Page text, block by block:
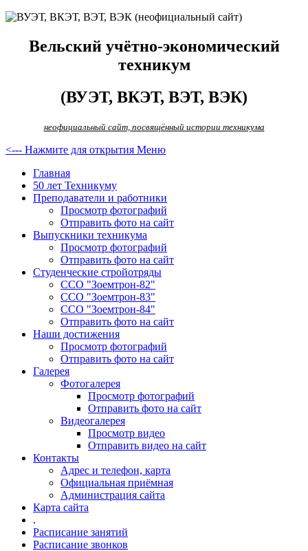
Вельский учётно-экономический
техникум
(ВУЭТ, ВКЭТ, ВЭТ, ВЭК)
неофициальный сайт, посвящённый истории техникума
<--- Нажмите для открытия Меню
Главная
50 лет Техникуму
Преподаватели и работники
Просмотр фотографий
Отправить фото на сайт
Выпускники техникума
Просмотр фотографий
Отправить фото на сайт
Студенческие стройотряды
ССО "Зоемтрон-82"
ССО "Зоемтрон-83"
ССО "Зоемтрон-84"
Отправить фото на сайт
Наши достижения
Просмотр фотографий
Отправить фото на сайт
Галерея
Фотогалерея
Просмотр фотографий
Отправить фото на сайт
Видеогалерея
Просмотр видео
Отправить видео на сайт
Контакты
Адрес и телефон, карта
Официальная приёмная
Администрация сайта
Карта сайта
.
Расписание занятий
Расписание звонков